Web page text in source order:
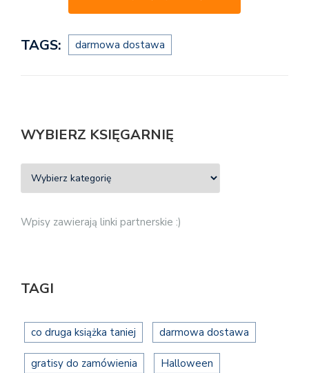
TAGS: darmowa dostawa
WYBIERZ KSIĘGARNIĘ
Wpisy zawierają linki partnerskie :)
TAGI
co druga książka taniej darmowa dostawa
gratisy do zamówienia Halloween